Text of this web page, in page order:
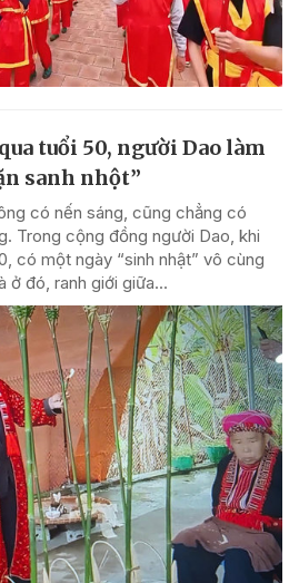
tuổi 50, người Dao làm
sanh nhột”
có nến sáng, cũng chẳng có
Trong cộng đồng người Dao, khi
có một ngày “sinh nhật” vô cùng
ở đó, ranh giới giữa...